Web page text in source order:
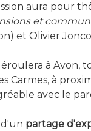
aura pour
et
et Olivier
à Avon,
Carmes, à
avec le
d'un partage